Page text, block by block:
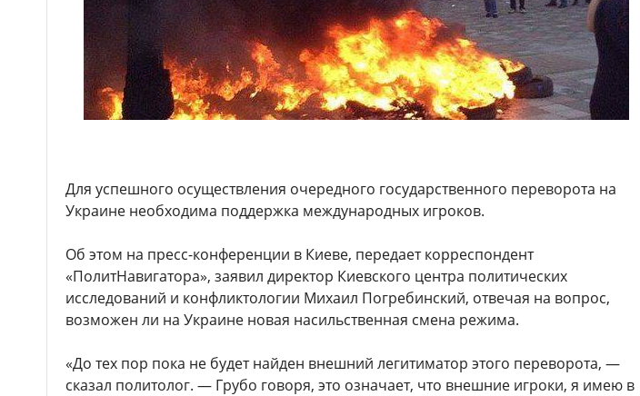
Для успешного осуществления очередного государственного переворота на
Украине необходима поддержка международных игроков.
Об этом на пресс-конференции в Киеве, передает корреспондент
«ПолитНавигатора», заявил директор Киевского центра политических
исследований и конфликтологии Михаил Погребинский, отвечая на вопрос,
возможен ли на Украине новая насильственная смена режима.
«До тех пор пока не будет найден внешний легитиматор этого переворота, —
сказал политолог. — Грубо говоря, это означает, что внешние игроки, я имею в